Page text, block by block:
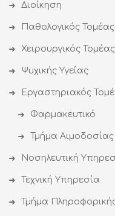
Διοίκηση
Παθολογικός Τομέας
Χειρουργικός Τομέας
Ψυχικής Υγείας
Εργαστηριακός
Φαρμακευτικό
Τμήμα Αιμοδοσίας
Νοσηλευτική
Τεχνική Υπηρεσία
Τμήμα